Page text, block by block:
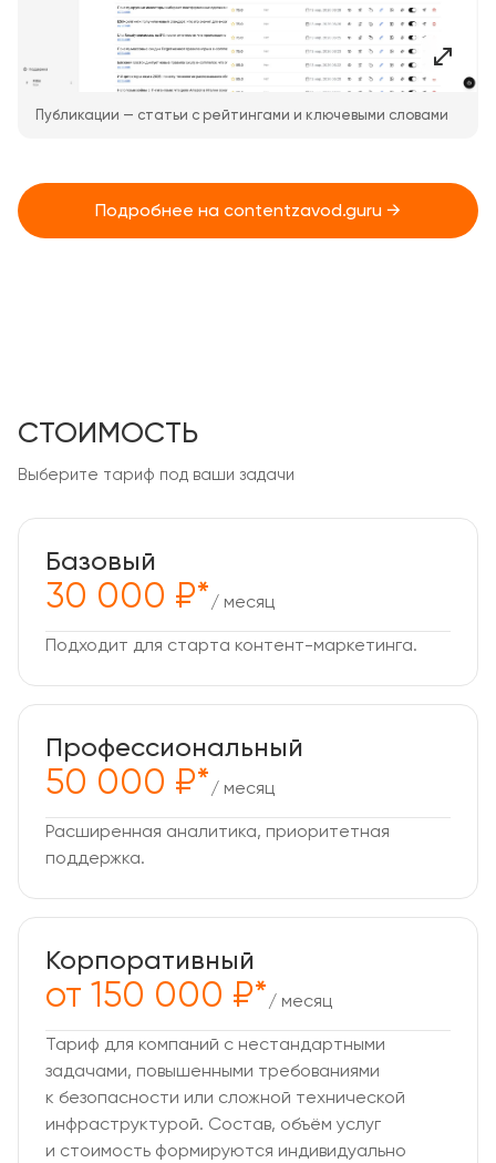
Публикации — статьи с рейтингами и ключевыми словами
Подробнее на contentzavod.guru →
СТОИМОСТЬ
Выберите тариф под ваши задачи
Базовый
30 000 ₽*/ месяц
Подходит для старта контент-маркетинга.
Профессиональный
50 000 ₽*/ месяц
Расширенная аналитика, приоритетная
поддержка.
Корпоративный
от 150 000 ₽*/ месяц
Тариф для компаний с нестандартными
задачами, повышенными требованиями
к безопасности или сложной технической
инфраструктурой. Состав, объём услуг
и стоимость формируются индивидуально